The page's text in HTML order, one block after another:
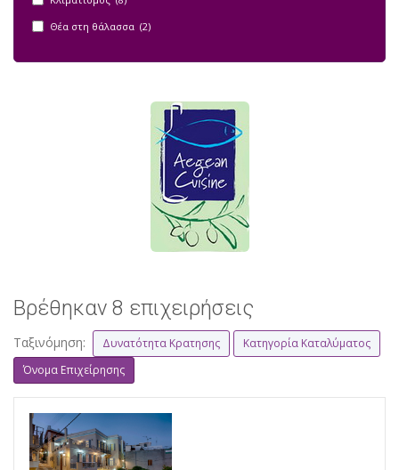
Θέα στη θάλασσα (2)
Βρέθηκαν 8 επιχειρήσεις
Ταξινόμηση: Δυνατότητα Κρατησης
Κατηγορία Καταλύματος
Όνομα Επιχείρησης